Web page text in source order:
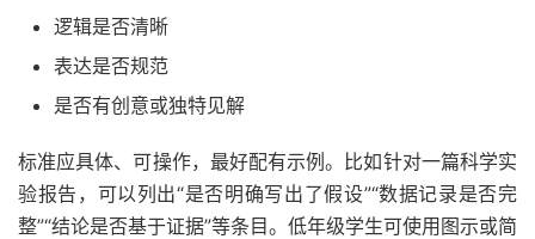
逻辑是否清晰
表达是否规范
是否有创意或独特见解
标准应具体、可操作，最好配有示例。比如针对一篇科学实
验报告，可以列出“是否明确写出了假设”“数据记录是否完
整”“结论是否基于证据”等条目。低年级学生可使用图示或简